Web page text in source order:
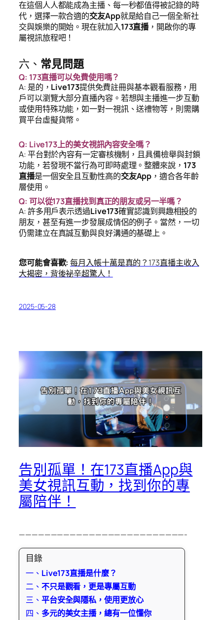
在這個人人都能成為主播、每一秒都值得被記錄的時
代，選擇一款合適的交友App就是給自己一個全新社
交與娛樂的開始。現在就加入173直播，開啟你的專
屬視訊旅程吧！
六、 常見問題
Q: 173直播可以免費使用嗎？
A: 是的， Live173提供免費註冊與基本觀看服務，用
戶可以瀏覽大部分直播內容。若想與主播進一步互動
或使用特殊功能，如一對一視訊、送禮物等，則需購
買平台虛擬貨幣。
Q: Live173上的美女視訊內容安全嗎？
A: 平台對於內容有一定審核機制，且具備檢舉與封鎖
功能，若發現不當行為可即時處理。整體來說， 173
直播是一個安全且互動性高的交友App ，適合各年齡
層使用。
Q: 可以從173直播找到真正的朋友或另一半嗎？
A: 許多用戶表示透過Live173確實認識到興趣相投的
朋友，甚至有進一步發展成情侶的例子。當然，一切
仍需建立在真誠互動與良好溝通的基礎上。
您可能會喜歡:每月入帳十萬是真的？173直播主收入
大揭密，背後祕辛超驚人！
2025-05-28
告別孤單！在173直播App與
美女視訊互動，找到你的專
屬陪伴！
——————————————————————————-
目錄
一、 Live173直播是什麼？
二、 不只是觀看，更是專屬互動
三、 平台安全與隱私，使用更放心
四、 多元的美女主播，總有一位懂你